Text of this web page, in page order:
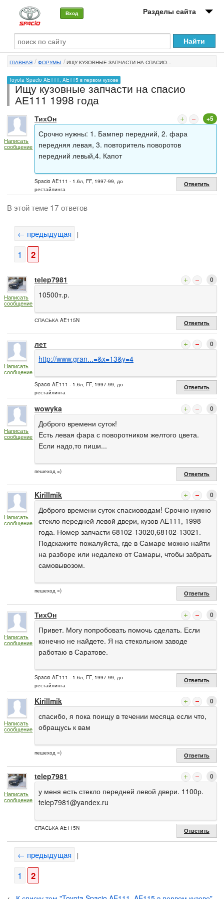
Вход Разделы сайта
О машине
Автоклуб
Форумы
Новости
ГЛАВНАЯ ФОРУМЫ ИЩУ КУЗОВНЫЕ ЗАПЧАСТИ НА СПАСИО...
Toyota Spacio AE111, AE115 в первом кузове
Ищу кузовные запчасти на спасио
АЕ111 1998 года
Написать
сообщение
ТихОн +5
Срочно нужны: 1. Бампер передний, 2. фара
передняя левая, 3. повторитель поворотов
передний левый,4. Капот
Spacio AE111 - 1.6л, FF, 1997-99, до
рестайлинга
Ответить
В этой теме 17 ответов
← предыдущая |
1 2
Написать
сообщение
telep7981 0
10500т.р.
СПАСЬКА AE115N Ответить
Написать
сообщение
лет 0
http://www.gran...=&x=13&y=4
Spacio AE111 - 1.6л, FF, 1997-99, до
рестайлинга
Ответить
Написать
сообщение
wowyka 0
Доброго времени суток!
Есть левая фара с поворотником желтого цвета.
Если надо,то пиши...
пешеход =) Ответить
Написать
сообщение
Kirillmik 0
Доброго времени суток спасиоводам! Срочно нужно
стекло передней левой двери, кузов АЕ111, 1998
года. Номер запчасти 68102-13020,68102-13021.
Подскажите пожалуйста, где в Самаре можно найти
на разборе или недалеко от Самары, чтобы забрать
самовывозом.
пешеход =) Ответить
Написать
сообщение
ТихОн 0
Привет. Могу попробовать помочь сделать. Если
конечно не найдете. Я на стекольном заводе
работаю в Саратове.
Spacio AE111 - 1.6л, FF, 1997-99, до
рестайлинга
Ответить
Написать
сообщение
Kirillmik 0
спасибо, я пока поищу в течении месяца если что,
обращусь к вам
пешеход =) Ответить
Написать
сообщение
telep7981 0
у меня есть стекло передней левой двери. 1100р.
telep7981@yandex.ru
СПАСЬКА AE115N Ответить
← предыдущая |
1 2